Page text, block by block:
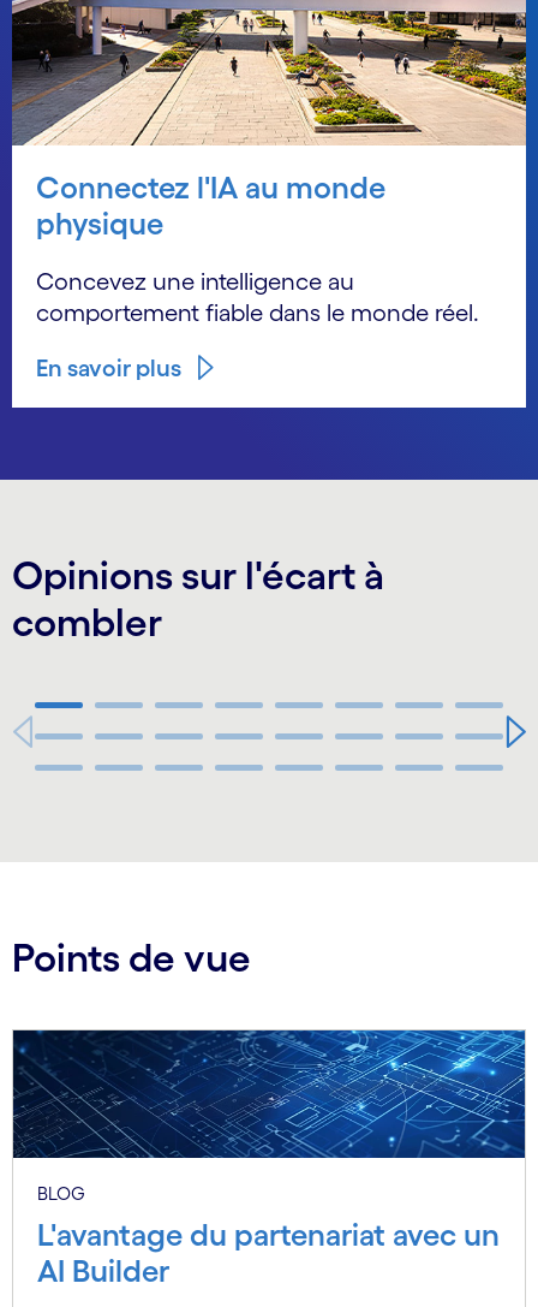
Connectez l'IA au monde
physique
Concevez une intelligence au
comportement fiable dans le monde réel.
En savoir plus
Opinions sur l'écart à
combler
Carousel starts
Points de vue
BLOG
L'avantage du partenariat avec un
AI Builder